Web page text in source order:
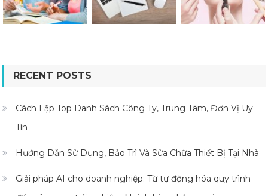
RECENT POSTS
Cách Lập Top Danh Sách Công Ty, Trung Tâm, Đơn Vị Uy
Tín
Hướng Dẫn Sử Dụng, Bảo Trì Và Sửa Chữa Thiết Bị Tại Nhà
Giải pháp AI cho doanh nghiệp: Từ tự động hóa quy trình